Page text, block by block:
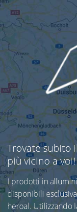
Trovate subito
più vicino a voi!
I prodotti in
disponibili
heroal. Utilizzando